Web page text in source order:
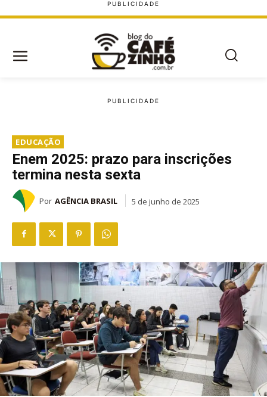
EDUCAÇÃO
Enem 2025: prazo para inscrições
termina nesta sexta
Por AGÊNCIA BRASIL 5 de junho de 2025